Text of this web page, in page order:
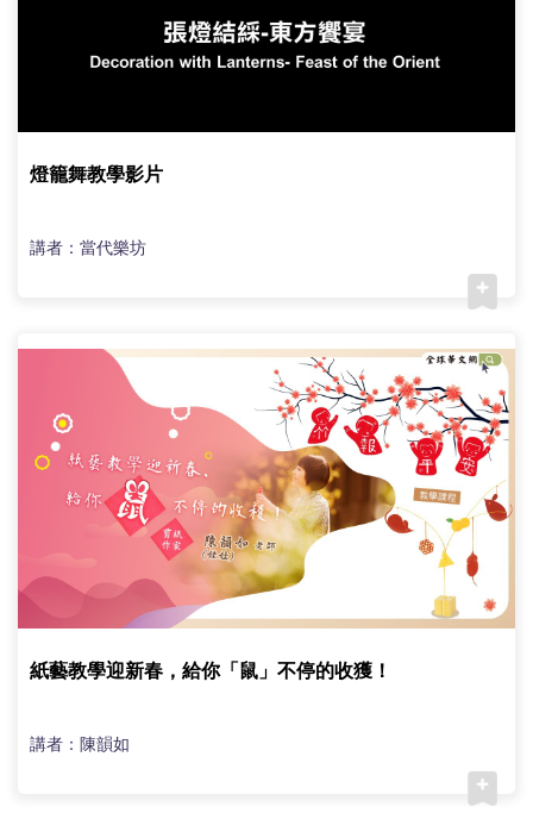
燈籠舞教學影片
講者：當代樂坊
紙藝教學迎新春，給你「鼠」不停的收獲！
講者：陳韻如